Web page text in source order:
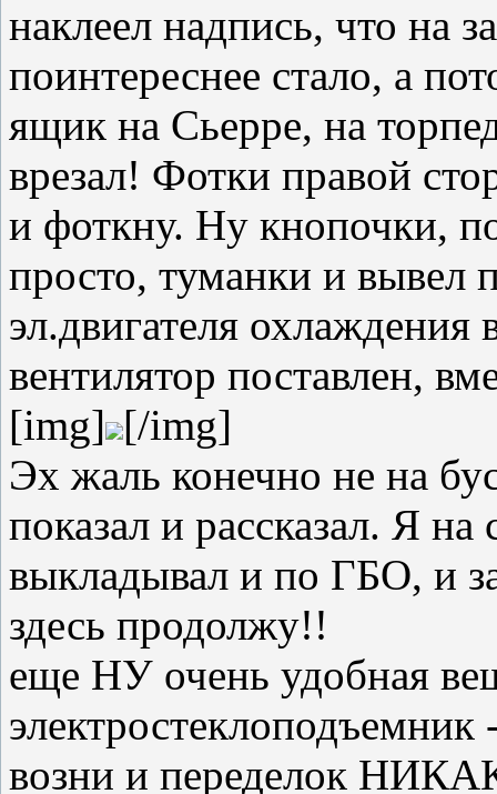
наклеел надпись, что на
поинтереснее стало, а
ящик на Сьерре, на
врезал! Фотки правой
и фоткну. Ну кнопочки,
просто, туманки и вывел
эл.двигателя охлаждения
вентилятор поставлен,
[img] [/img]
Эх жаль конечно не на
показал и рассказал. Я
выкладывал и по ГБО, и
здесь продолжу!!
еще НУ очень удобная
возни и переделок